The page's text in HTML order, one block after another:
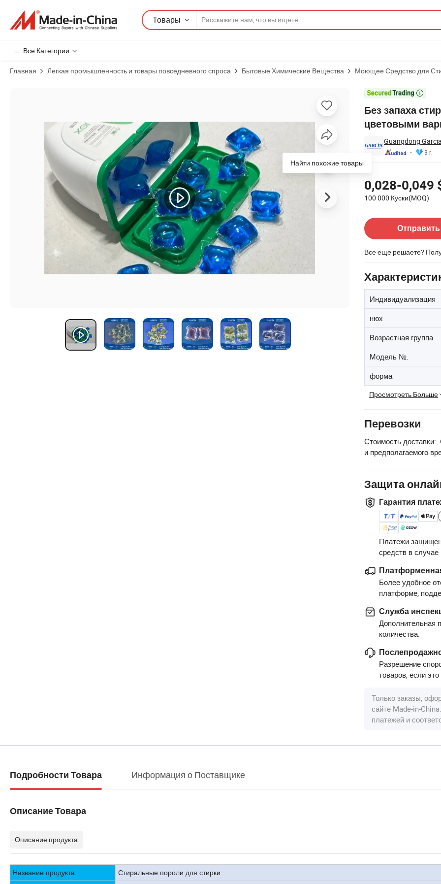
Товары
Все Категории
Главная Легкая промышленность и товары повседневного спроса Бытовые Химические Вещества Моющее Средство для

Без запаха
цветовыми
Guangdong
3 г.
0,028-0,049
100 000 Куски(MOQ)
Все еще решаете?
Индивидуализация
нюх
Возрастная группа
Модель №.
форма
Просмотреть Больше
Перевозки
Стоимость доставки:
и предполагаемого
Защита
Гарантия
Платежи
средств в случае
Более удобное
платформе,
Служба
Дополнительная
количества.
Разрешение
товаров, если
Только заказы,
сайте Made-in-
платежей и
Изображения товара: Без запаха стиральные капсулы с настраиваемыми цветовыми вариациями для использования
Найти похожие товары
Подробности Товара Информация о Поставщике
Описание Товара
Описание продукта
Название продукта Стиральные пороли для стирки